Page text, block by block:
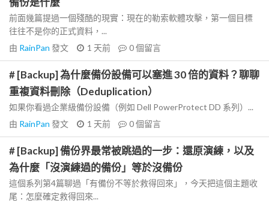
前面幾篇提過一個殘酷的現實：現在的勒索軟體攻擊，第一個目標
往往不是你的正式資料，...
由 RainPan 發文 1 天前 0個留言
# [Backup] 為什麼備份設備可以塞進 30 倍的資料？聊聊
重複資料刪除（Deduplication）
如果你看過企業級備份設備（例如 Dell PowerProtect DD 系列）...
由 RainPan 發文 1 天前 0個留言
# [Backup] 備份界最常被跳過的一步：還原演練，以及
為什麼「沒演練過的備份」等於沒備份
這個系列第4篇聊過「有備份不等於救得回來」，今天把這個主題收
尾：怎麼確定救得回來...